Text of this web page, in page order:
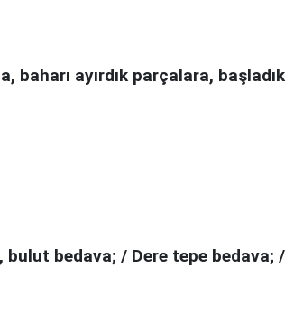
baharı ayırdık parçalara, başladık
bulut bedava; / Dere tepe bedava; /